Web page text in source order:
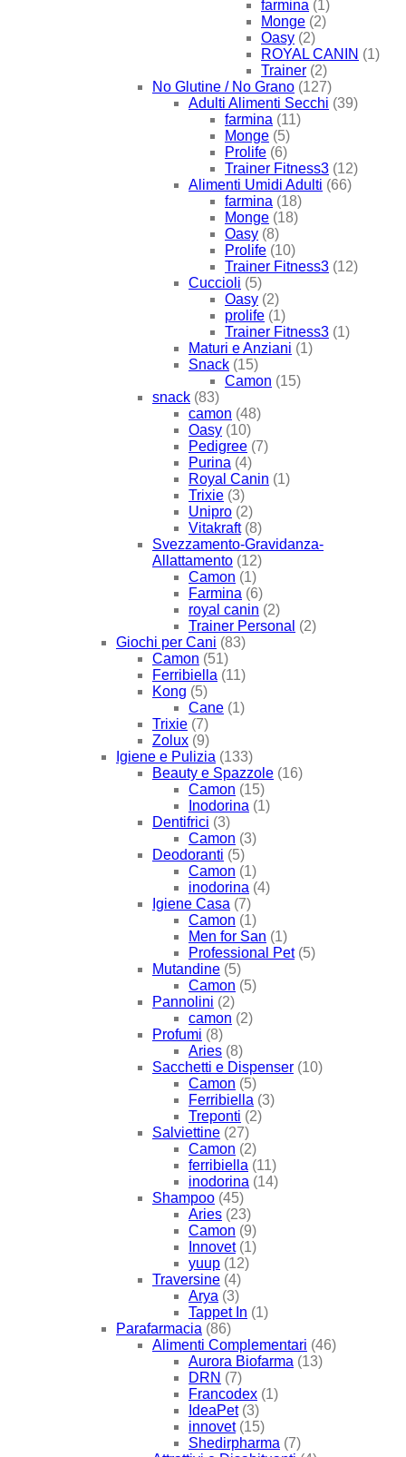
farmina (1)
Monge (2)
Oasy (2)
ROYAL CANIN (1)
Trainer (2)
No Glutine / No Grano (127)
Adulti Alimenti Secchi (39)
farmina (11)
Monge (5)
Prolife (6)
Trainer Fitness3 (12)
Alimenti Umidi Adulti (66)
farmina (18)
Monge (18)
Oasy (8)
Prolife (10)
Trainer Fitness3 (12)
Cuccioli (5)
Oasy (2)
prolife (1)
Trainer Fitness3 (1)
Maturi e Anziani (1)
Snack (15)
Camon (15)
snack (83)
camon (48)
Oasy (10)
Pedigree (7)
Purina (4)
Royal Canin (1)
Trixie (3)
Unipro (2)
Vitakraft (8)
Svezzamento-Gravidanza-
Allattamento (12)
Camon (1)
Farmina (6)
royal canin (2)
Trainer Personal (2)
Giochi per Cani (83)
Camon (51)
Ferribiella (11)
Kong (5)
Cane (1)
Trixie (7)
Zolux (9)
Igiene e Pulizia (133)
Beauty e Spazzole (16)
Camon (15)
Inodorina (1)
Dentifrici (3)
Camon (3)
Deodoranti (5)
Camon (1)
inodorina (4)
Igiene Casa (7)
Camon (1)
Men for San (1)
Professional Pet (5)
Mutandine (5)
Camon (5)
Pannolini (2)
camon (2)
Profumi (8)
Aries (8)
Sacchetti e Dispenser (10)
Camon (5)
Ferribiella (3)
Treponti (2)
Salviettine (27)
Camon (2)
ferribiella (11)
inodorina (14)
Shampoo (45)
Aries (23)
Camon (9)
Innovet (1)
yuup (12)
Traversine (4)
Arya (3)
Tappet In (1)
Parafarmacia (86)
Alimenti Complementari (46)
Aurora Biofarma (13)
DRN (7)
Francodex (1)
IdeaPet (3)
innovet (15)
Shedirpharma (7)